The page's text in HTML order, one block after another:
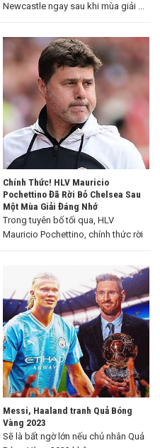
Newcastle ngay sau khi mùa giải ...
Chính Thức! HLV Mauricio
Pochettino Đã Rời Bỏ Chelsea Sau
Một Mùa Giải Đáng Nhớ
Trong tuyên bố tối qua, HLV
Mauricio Pochettino, chính thức rời
Messi, Haaland tranh Quả Bóng
Vàng 2023
Sẽ là bất ngờ lớn nếu chủ nhân Quả